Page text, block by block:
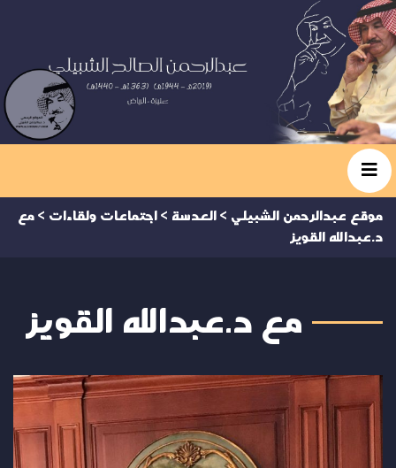
موقع عبدالرحمن الشبيلي > العدسة > اجتماعات ولقاءات > مع
د.عبدالله القويز
مع د.عبدالله القويز